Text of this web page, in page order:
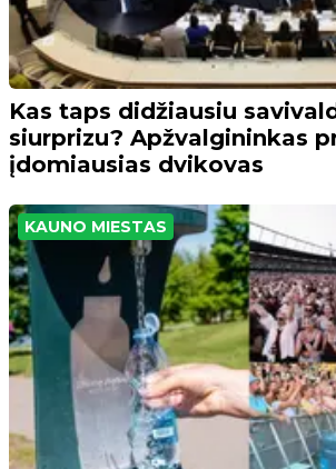
Kas taps didžiausiu
siurprizu? Apžvalgininkas
įdomiausias dvikovas
KAUNO MIESTAS